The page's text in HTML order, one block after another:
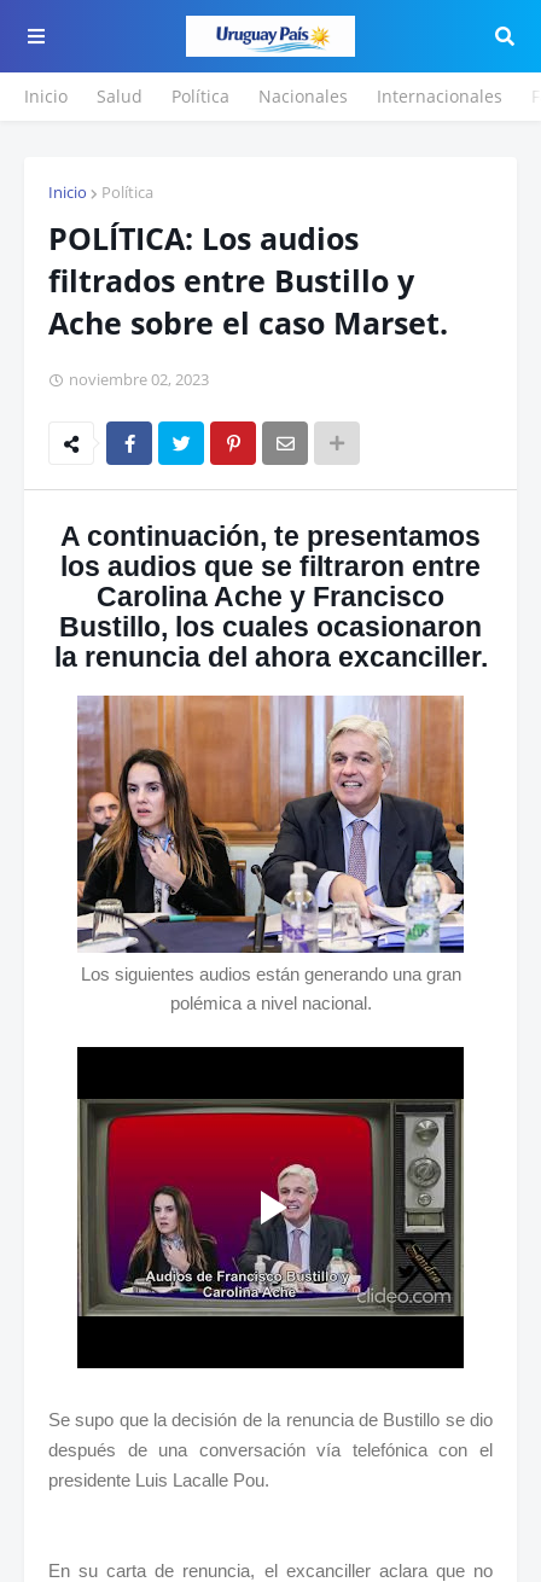
Inicio Salud Política Nacionales Internacionales
Inicio Política
POLÍTICA: Los audios
filtrados entre Bustillo y
Ache sobre el caso Marset.
noviembre 02, 2023
A continuación, te presentamos
los audios que se filtraron entre
Carolina Ache y Francisco
Bustillo, los cuales ocasionaron
la renuncia del ahora excanciller.
Los siguientes audios están generando una gran
polémica a nivel nacional.
Se supo que la decisión de la renuncia de Bustillo se dio
después de una conversación vía telefónica con el
presidente Luis Lacalle Pou.
En su carta de renuncia, el excanciller aclara que no